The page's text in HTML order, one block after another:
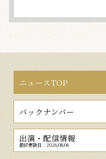
ニュースTOP
バックナンバー
出演・配信情報
最終更新日：2026/08/06